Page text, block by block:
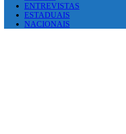
ENTREVISTAS
ESTADUAIS
NACIONAIS